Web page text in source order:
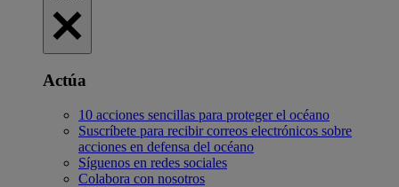
Actúa
10 acciones sencillas para proteger el océano
Suscríbete para recibir correos electrónicos sobre
acciones en defensa del océano
Síguenos en redes sociales
Colabora con nosotros